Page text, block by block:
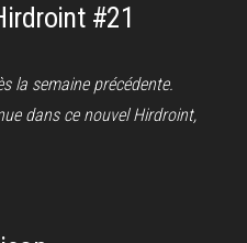
#21
la semaine précédente.
dans ce nouvel Hirdroint,